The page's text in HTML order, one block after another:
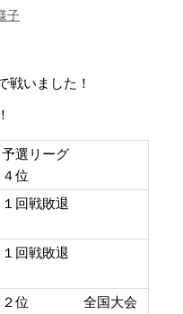
子
戦いました！
予選リーグ
４位
１回戦敗退
１回戦敗退
２位
全国大会